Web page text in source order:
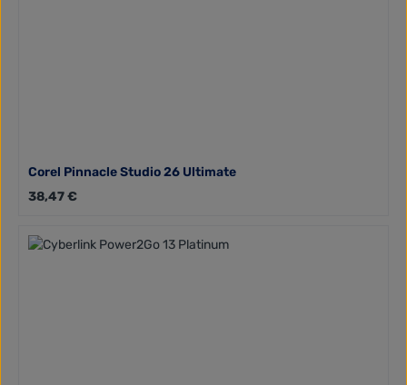
Corel Pinnacle Studio 26 Ultimate
Regulärer Preis:
38,47 €